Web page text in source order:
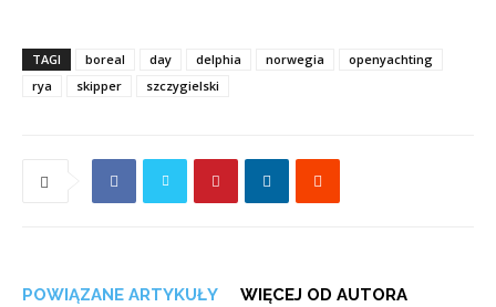
TAGI boreal day delphia norwegia
openyachting
rya
skipper szczygielski
POWIĄZANE ARTYKUŁY WIĘCEJ OD AUTORA